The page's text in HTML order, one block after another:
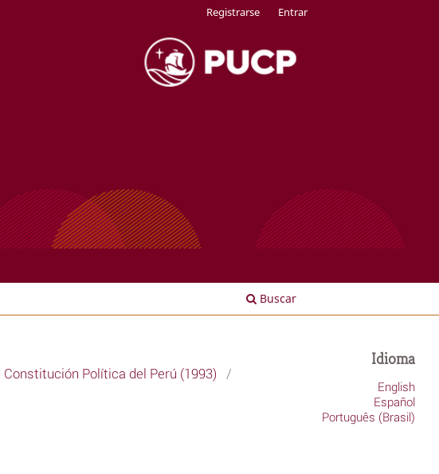
Buscar
Registrarse Entrar
Política del Perú (1993) /
Idioma
English
Español
Português (Brasil)